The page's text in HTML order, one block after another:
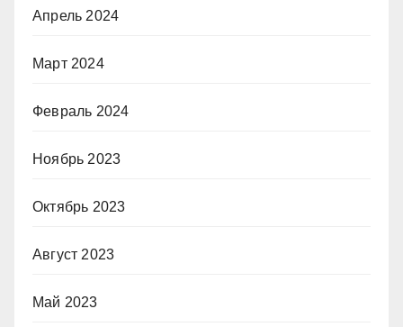
Апрель 2024
Март 2024
Февраль 2024
Ноябрь 2023
Октябрь 2023
Август 2023
Май 2023